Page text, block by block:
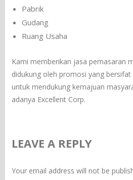
Pabrik
Gudang
Ruang Usaha
Kami memberikan jasa pemasaran
didukung oleh promosi yang
untuk mendukung kemajuan
adanya Excellent Corp.
LEAVE A REPLY
Your email address will not be